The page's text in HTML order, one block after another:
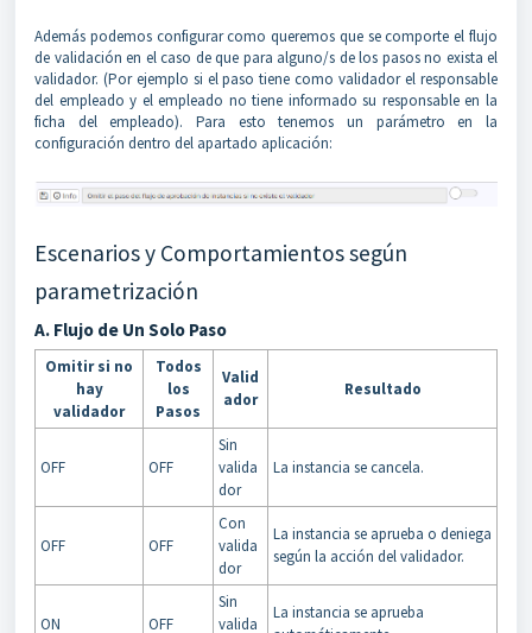
Además podemos configurar como queremos que se comporte el flujo
de validación en el caso de que para alguno/s de los pasos no exista el
validador. (Por ejemplo si el paso tiene como validador el responsable
del empleado y el empleado no tiene informado su responsable en la
ficha del empleado). Para esto tenemos un parámetro en la
configuración dentro del apartado aplicación:
Escenarios y Comportamientos según
parametrización
A. Flujo de Un Solo Paso
Omitir si no
hay
validador
Todos
los
Pasos
Valid
ador
Resultado
OFF OFF
Sin
valida
dor
La instancia se cancela.
OFF OFF
Con
valida
dor
La instancia se aprueba o deniega
según la acción del validador.
ON OFF
Sin
valida
La instancia se aprueba